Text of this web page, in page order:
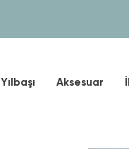
Yılbaşı Aksesuar